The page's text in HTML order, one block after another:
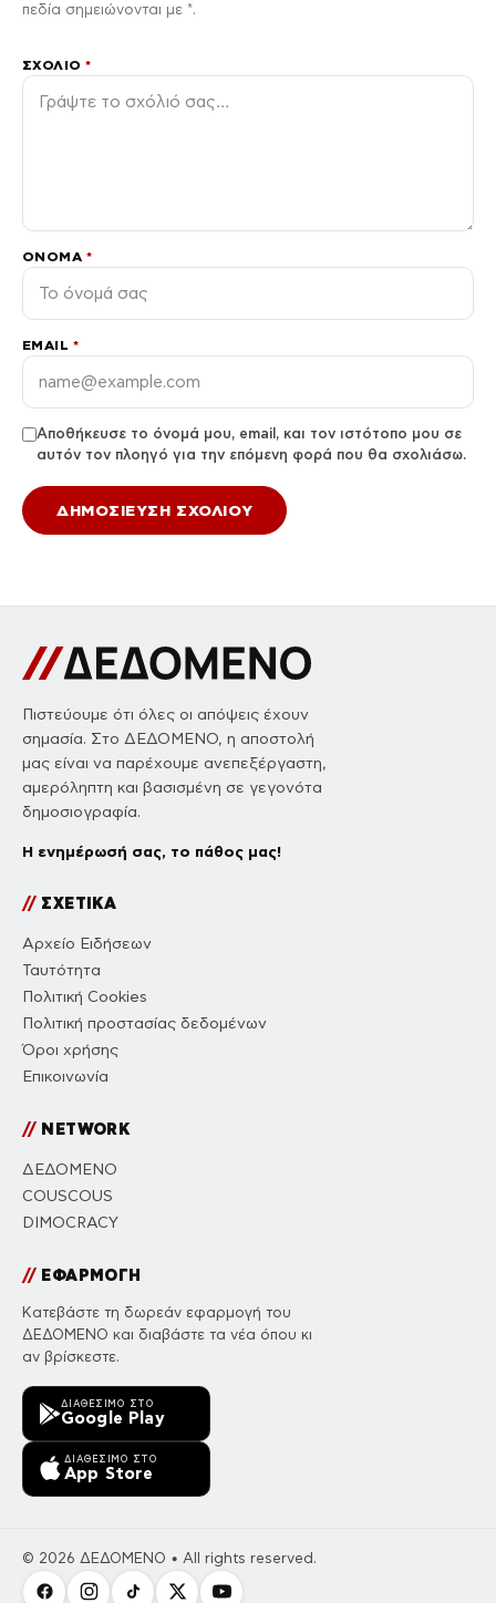
πεδία σημειώνονται με *.
ΣΧΌΛΙΟ*
ΌΝΟΜΑ *
EMAIL *
Αποθήκευσε το όνομά μου, email, και τον ιστότοπο μου σε
αυτόν τον πλοηγό για την επόμενη φορά που θα σχολιάσω.
Πιστεύουμε ότι όλες οι απόψεις έχουν
σημασία. Στο ΔΕΔΟΜΕΝΟ, η αποστολή
μας είναι να παρέχουμε ανεπεξέργαστη,
αμερόληπτη και βασισμένη σε γεγονότα
δημοσιογραφία.
Η ενημέρωσή σας, το πάθος μας!
//ΣΧΕΤΙΚΑ
Αρχείο Ειδήσεων
Ταυτότητα
Πολιτική Cookies
Πολιτική προστασίας δεδομένων
Όροι χρήσης
Επικοινωνία
//NETWORK
ΔΕΔΟΜΕΝΟ
COUSCOUS
DIMOCRACY
//ΕΦΑΡΜΟΓΗ
Κατεβάστε τη δωρεάν εφαρμογή του
ΔΕΔΟΜΕΝΟ και διαβάστε τα νέα όπου κι
αν βρίσκεστε.
ΔΙΑΘΈΣΙΜΟ ΣΤΟ
Google Play
ΔΙΑΘΈΣΙΜΟ ΣΤΟ
App Store
© 2026 ΔΕΔΟΜΕΝΟ • All rights reserved.